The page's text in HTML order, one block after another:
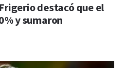
destacó que el
y sumaron